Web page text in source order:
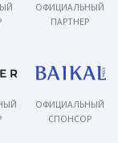
ОФИЦИАЛЬНЫЙ
ПАРТНЕР
ОФИЦИАЛЬНЫЙ
СПОНСОР